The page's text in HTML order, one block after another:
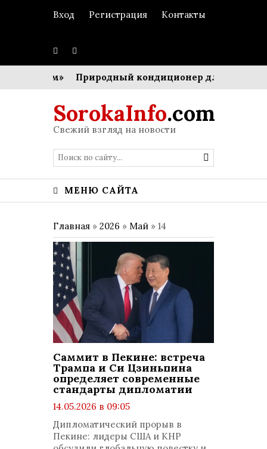
Вход Регистрация Контакты
Природный кондиционер для
SorokaInfo.com
Свежий взгляд на новости
МЕНЮ САЙТА
Главная » 2026 » Май » 14
Саммит в Пекине: встреча
Трампа и Си Цзиньпина
определяет современные
стандарты дипломатии
14.05.2026 в 09:05
просмотров: 544
комментариев: 0
Дипломатический прорыв в
Пекине: лидеры США и КНР